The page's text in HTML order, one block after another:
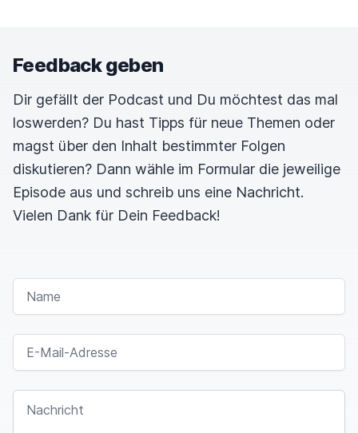
Feedback geben
Dir gefällt der Podcast und Du möchtest das mal
loswerden? Du hast Tipps für neue Themen oder
magst über den Inhalt bestimmter Folgen
diskutieren? Dann wähle im Formular die jeweilige
Episode aus und schreib uns eine Nachricht.
Vielen Dank für Dein Feedback!
NAME
E-MAIL-ADRESSE
NACHRICHT